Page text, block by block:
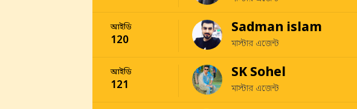
আইডি
120
Sadman islam
মাস্টার এজেন্ট
আইডি
121
SK Sohel
মাস্টার এজেন্ট